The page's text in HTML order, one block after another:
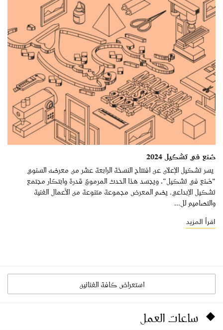
صُنع في تشكيل 2024
يسر تشكيل الإعلان عن افتتاح النسخة الرابعة عشر من معرضه السنوي
“صُنع في تشكيل”، ويجسد هذا الحدث المرموق قدرة وابتكار مجتمع
تشكيل الإبداعي. يضم المعرض مجموعة متنوعة من الأعمال الفنية
والتصاميم لل...
اقرأ المزيد
استعراض كافة الفنانين
ساعات العمل